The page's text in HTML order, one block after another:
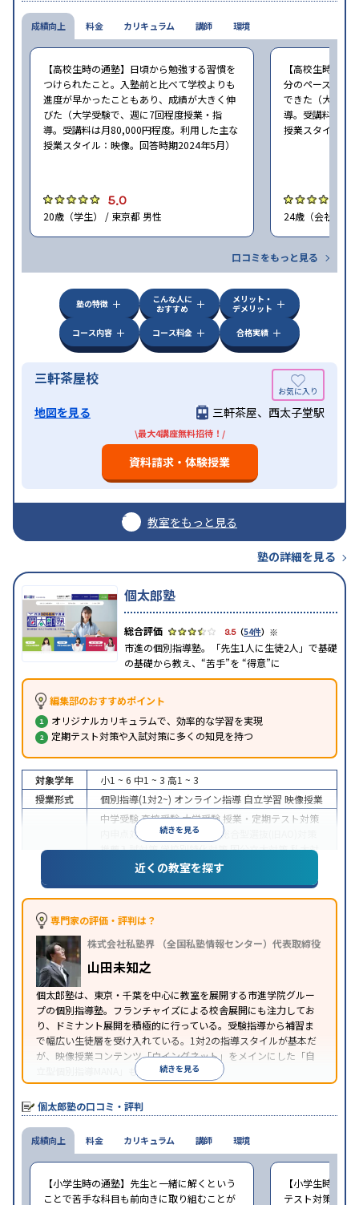
成績向上
【高校生時の通塾】日頃から勉強する習慣を
つけられたこと。入塾前と比べて学校よりも
進度が早かったこともあり、成績が大きく伸
びた（大学受験で、週に7回程度授業・指
導。受講料は月80,000円程度。利用した主な
授業スタイル：映像。回答時期2024年5月）
5.0
20歳（学生） / 東京都 男性
【高校生時の通
分のペースで進
できた（大学受
導。受講料は月
授業スタイル：
24歳（会社員<
口コミをもっと見る
料金 カリキュラム 講師 環境
塾の特徴
こんな人に
おすすめ
メリット・
デメリット
コース内容
コース料金 合格実績
三軒茶屋校
地図を見る 三軒茶屋、西太子堂駅
\最大4講座無料招待！/
資料請求・体験授業
教室をもっと見る
塾の詳細を見る
個太郎塾
3.5（54件） ※
市進の個別指導塾。「先生1人に生徒2人」で基礎
の基礎から教え、“苦手”を “得意”に
編集部のおすすめポイント
オリジナルカリキュラムで、効率的な学習を実現
定期テスト対策や入試対策に多くの知見を持つ
続きを見る
対象学年 小1 ~ 6 中1 ~ 3 高1 ~ 3
授業形式
個別指導(1対2~) オンライン指導 自立学習 映像授業
中学受験高校受験大学受験 授業・定期テスト対策
内申点対策
学習習慣の定着
総合型選抜(旧AO)対策
推薦入試対策学校別特化対策国公立大対策私大対
共通テスト対策英検(英語検定)対策
その他
特徴
中高一貫校生に対応
応
学習にPC・タブレットを利用
科目から受講可能 季節講習のみの受講可自習室あ
り
※2023年3月調査。
小学校高学年の個別指導塾アンケート調査方法
近くの教室を探す
専門家の評価・評判は？
株式会社私塾界 （全国私塾情報センター）代表取締役
山田未知之
個太郎塾は、東京・千葉を中心に教室を展開する市進学院グルー
プの個別指導塾。フランチャイズによる校舎展開にも注力してお
り、ドミナント展開を積極的に行っている。受験指導から補習ま
で幅広い生徒層を受け入れている。1対2の指導スタイルが基本だ
が、映像授業コンテンツ「ウイングネット」をメインにした「自
立型個別指導MANA」も選択できる。
続きを見る
個太郎塾の口コミ・評判
成績向上
【小学生時の通塾】先生と一緒に解くという
ことで苦手な科目も前向きに取り組むことが
【小学生時の通
テスト対策はし
料金 カリキュラム 講師 環境